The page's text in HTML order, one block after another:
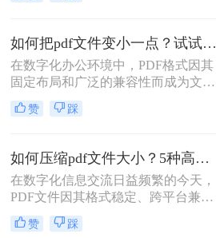
可读性。那么pdf文件怎么压缩大小
法，从在线工具到专业软件，从自动
优化到手动精调，助您轻松驾驭PDF
文件大小。
压缩PDF文件的方法，帮助您轻松解
决PDF文件过大的问题。
如何把pdf文件变小一点？试试这两种简单有效的方法压缩大小
在数字化办公环境中，PDF格式因其
固定布局和广泛的兼容性而成为文档
分享的理想选择。然而，当PDF文件
包含大量图像或复杂排版时，其体积
处理带来不便。那么如何把pdf文件变
小一点呢？本文将介绍两种简单有效
的方法来压缩PDF文件大小，帮助您
节省空间并提高工作效率。
赞 踩
如何压缩pdf文件大小？5种高效压缩全面解析！
在数字化信息交流日益频繁的今天，
PDF文件因其格式稳定、跨平台兼容
的特性而成为文档分发的首选。然
而，过大的PDF文件常常带来诸多不
赞 踩